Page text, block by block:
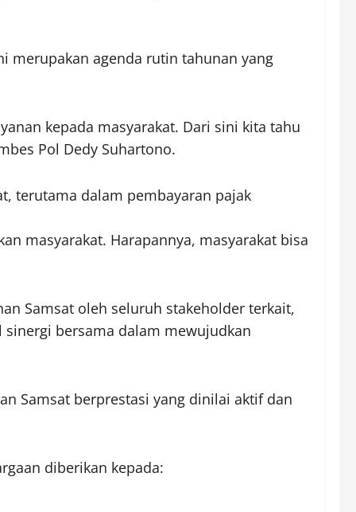
merupakan agenda rutin tahunan yang
kepada masyarakat. Dari sini kita tahu
Pol Dedy Suhartono.
terutama dalam pembayaran pajak
masyarakat. Harapannya, masyarakat bisa
Samsat oleh seluruh stakeholder terkait,
sinergi bersama dalam mewujudkan
Samsat berprestasi yang dinilai aktif dan
diberikan kepada: